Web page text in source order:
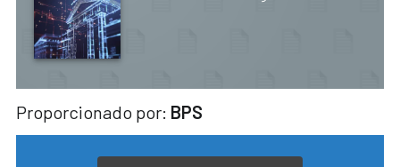
Proporcionado por: BPS